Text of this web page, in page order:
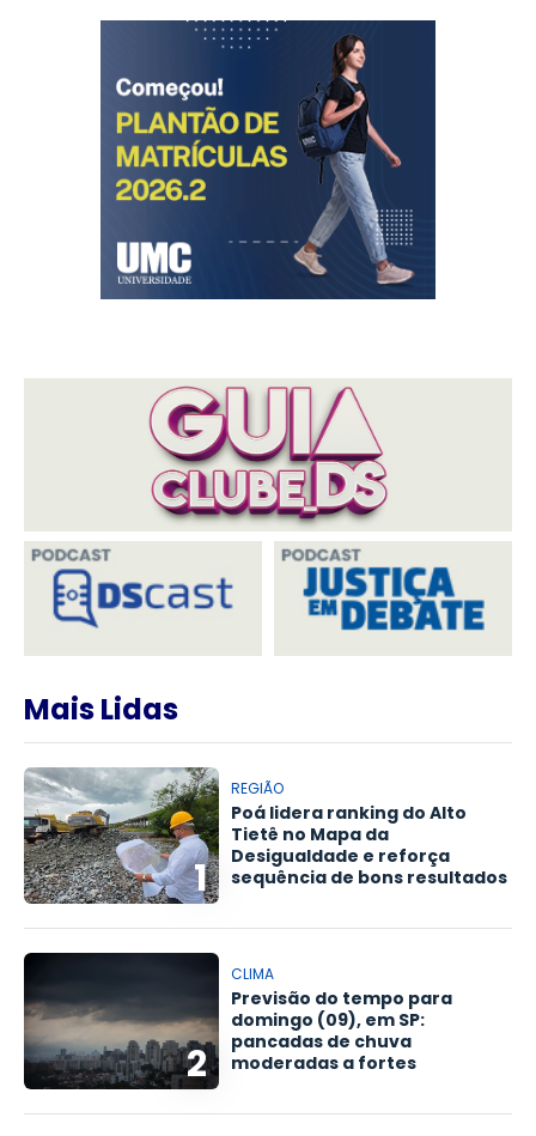
Mais Lidas
1
REGIÃO
Poá lidera ranking do Alto
Tietê no Mapa da
Desigualdade e reforça
sequência de bons resultados
2
CLIMA
Previsão do tempo para
domingo (09), em SP:
pancadas de chuva
moderadas a fortes